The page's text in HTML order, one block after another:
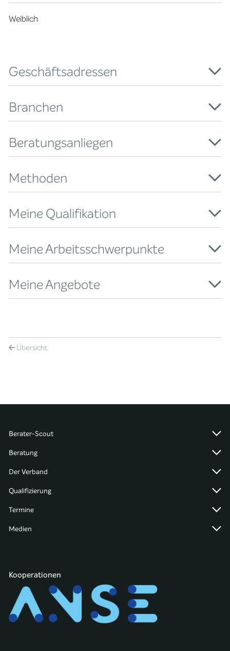
Weiblich
Geschäftsadressen
Branchen
Beratungsanliegen
Methoden
Meine Qualifikation
Meine Arbeitsschwerpunkte
Meine Angebote
Übersicht
Berater-Scout
Beratung
Der Verband
Qualifizierung
Termine
Medien
Kooperationen